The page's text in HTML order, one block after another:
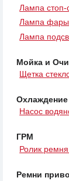
Лампа стоп-
Лампа фары
Лампа
Мойка и
Щетка
Охлаждение
Насос
ГРМ
Ролик
Ремни